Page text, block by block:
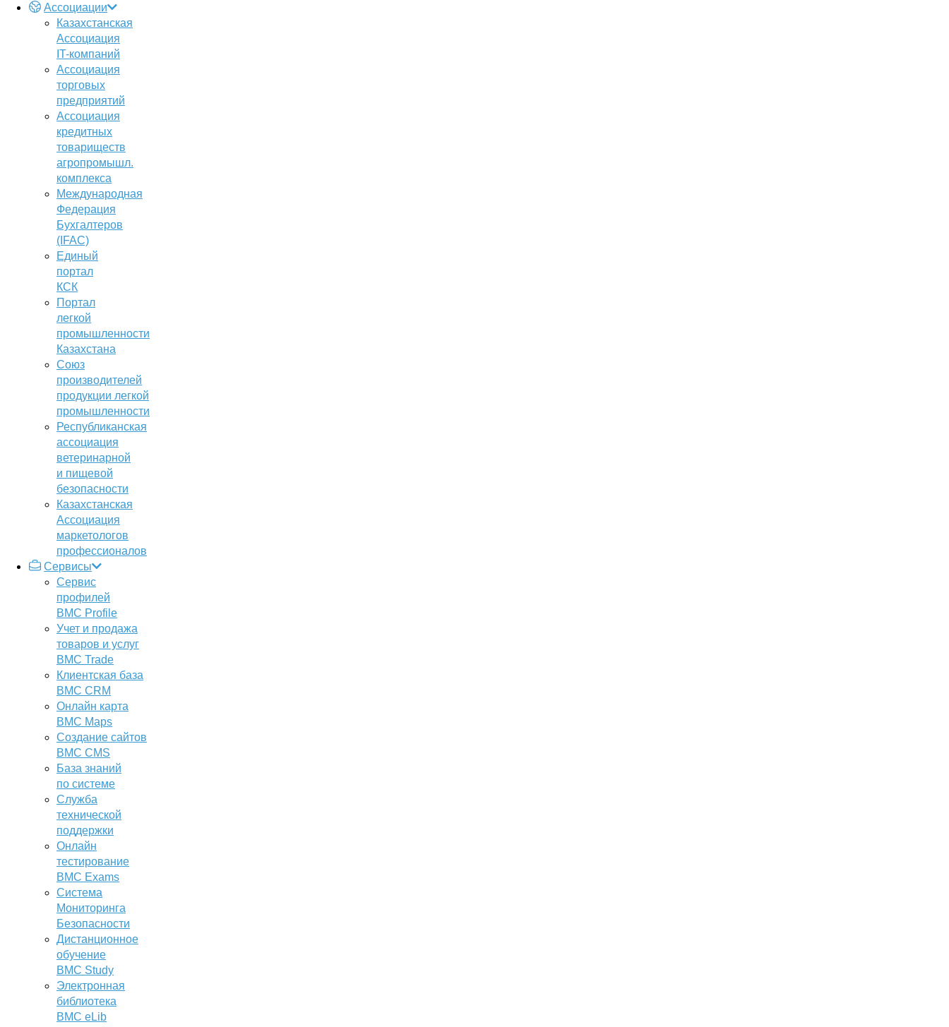
Ассоциации
Казахстанская
Ассоциация
IT-компаний
Ассоциация
торговых
предприятий
Ассоциация
кредитных
товариществ
агропромышл.
комплекса
Международная
Федерация
Бухгалтеров
(IFAC)
Единый
портал
КСК
Портал
легкой
промышленности
Казахстана
Союз
производителей
продукции легкой
промышленности
Республиканская
ассоциация
ветеринарной
и пищевой
безопасности
Казахстанская
Ассоциация
маркетологов
профессионалов
Сервисы
Сервис
профилей
BMC Profile
Учет и продажа
товаров и услуг
BMC Trade
Клиентская база
BMC CRM
Онлайн карта
BMC Maps
Создание сайтов
BMC CMS
База знаний
по системе
Служба
технической
поддержки
Онлайн
тестирование
BMC Exams
Система
Мониторинга
Безопасности
Дистанционное
обучение
BMC Study
Электронная
библиотека
BMC eLib